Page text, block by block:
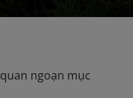
ngoạn mục